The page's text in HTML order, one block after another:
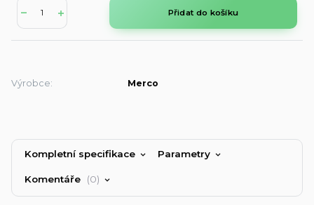
Přidat do košíku
Výrobce: Merco
Kompletní specifikace Parametry
Komentáře 0